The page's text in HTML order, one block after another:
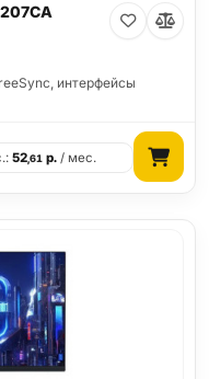
интерфейсы
52,61 р. / мес.